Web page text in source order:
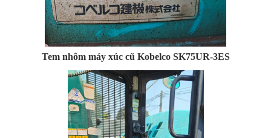
Tem nhôm máy xúc cũ Kobelco SK75UR-3ES